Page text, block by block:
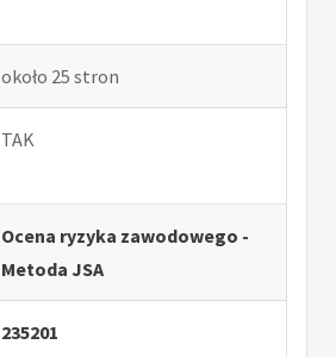
około 25 stron
TAK
Ocena ryzyka zawodowego -
Metoda JSA
235201